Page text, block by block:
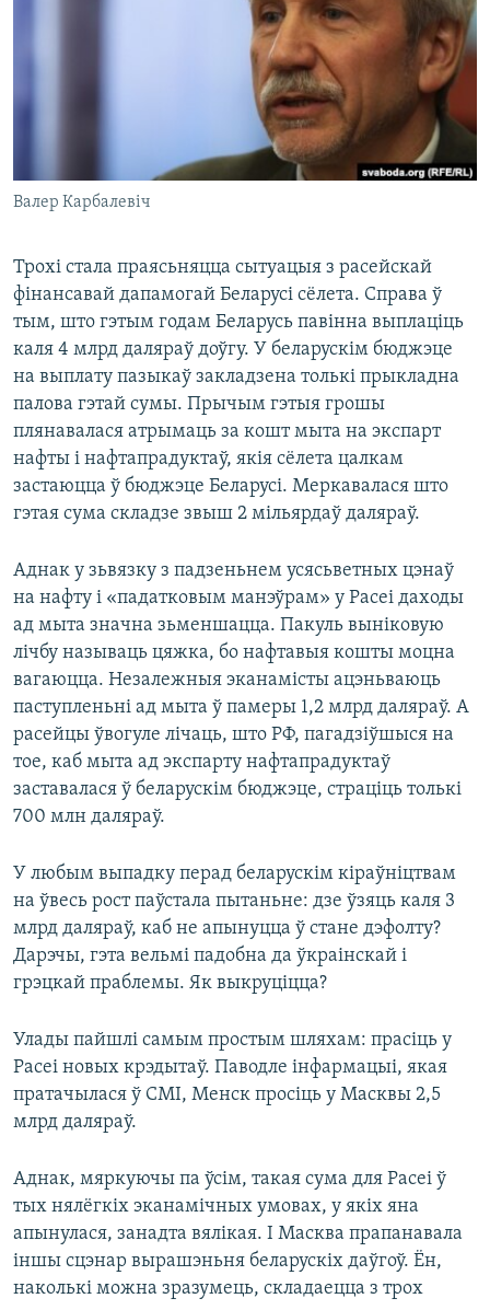
Валер Карбалевіч
Трохі стала праясьняцца сытуацыя з расейскай
фінансавай дапамогай Беларусі сёлета. Справа ў
тым, што гэтым годам Беларусь павінна выплаціць
каля 4 млрд даляраў доўгу. У беларускім бюджэце
на выплату пазыкаў закладзена толькі прыкладна
палова гэтай сумы. Прычым гэтыя грошы
плянавалася атрымаць за кошт мыта на экспарт
нафты і нафтапрадуктаў, якія сёлета цалкам
застаюцца ў бюджэце Беларусі. Меркавалася што
гэтая сума складзе звыш 2 мільярдаў даляраў.
Аднак у зьвязку з падзеньнем усясьветных цэнаў
на нафту і «падатковым манэўрам» у Расеі даходы
ад мыта значна зьменшацца. Пакуль выніковую
лічбу называць цяжка, бо нафтавыя кошты моцна
вагаюцца. Незалежныя эканамісты ацэньваюць
паступленьні ад мыта ў памеры 1,2 млрд даляраў. А
расейцы ўвогуле лічаць, што РФ, пагадзіўшыся на
тое, каб мыта ад экспарту нафтапрадуктаў
заставалася ў беларускім бюджэце, страціць толькі
700 млн даляраў.
У любым выпадку перад беларускім кіраўніцтвам
на ўвесь рост паўстала пытаньне: дзе ўзяць каля 3
млрд даляраў, каб не апынуцца ў стане дэфолту?
Дарэчы, гэта вельмі падобна да ўкраінскай і
грэцкай праблемы. Як выкруціцца?
Улады пайшлі самым простым шляхам: прасіць у
Расеі новых крэдытаў. Паводле інфармацыі, якая
пратачылася ў СМІ, Менск просіць у Масквы 2,5
млрд даляраў.
Аднак, мяркуючы па ўсім, такая сума для Расеі ў
тых нялёгкіх эканамічных умовах, у якіх яна
апынулася, занадта вялікая. І Масква прапанавала
іншы сцэнар вырашэньня беларускіх даўгоў. Ён,
наколькі можна зразумець, складаецца з трох